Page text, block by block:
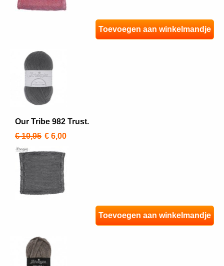
Toevoegen aan winkelmandje
Our Tribe 982 Trust.
€ 10,95 € 6,00
Toevoegen aan winkelmandje